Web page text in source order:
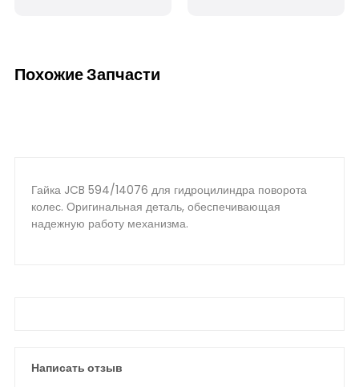
Похожие Запчасти
Гайка JCB 594/14076 для гидроцилиндра поворота
колес. Оригинальная деталь, обеспечивающая
надежную работу механизма.
Написать отзыв